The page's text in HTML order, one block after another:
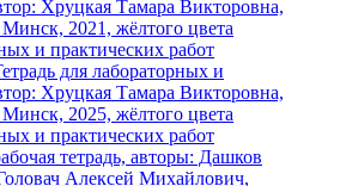
и практических работ
и практических работ